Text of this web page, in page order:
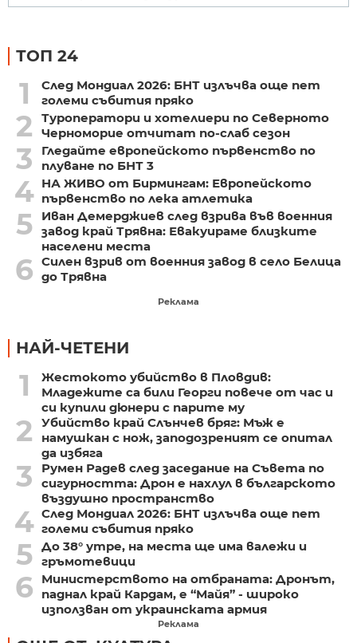
ТОП 24
1
След Мондиал 2026: БНТ излъчва още пет
големи събития пряко
2
Туроператори и хотелиери по Северното
Черноморие отчитат по-слаб сезон
3
Гледайте европейското първенство по
плуване по БНТ 3
4 НА ЖИВО от Бирмингам: Европейското
първенство по лека атлетика
5
Иван Демерджиев след взрива във военния
завод край Трявна: Евакуираме близките
населени места
6 Силен взрив от военния завод в село Белица
до Трявна
Реклама
НАЙ-ЧЕТЕНИ
1
Жестокото убийство в Пловдив:
Младежите са били Георги повече от час и
си купили дюнери с парите му
2
Убийство край Слънчев бряг: Мъж е
намушкан с нож, заподозреният се опитал
да избяга
3
Румен Радев след заседание на Съвета по
сигурността: Дрон е нахлул в българското
въздушно пространство
4 След Мондиал 2026: БНТ излъчва още пет
големи събития пряко
5 До 38° утре, на места ще има валежи и
гръмотевици
6
Министерството на отбраната: Дронът,
паднал край Кардам, е “Майя” - широко
използван от украинската армия
Реклама